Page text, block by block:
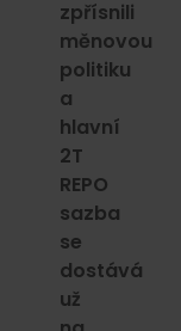
zpřísnili
měnovou
politiku
a
hlavní
2T
REPO
sazba
se
dostává
už